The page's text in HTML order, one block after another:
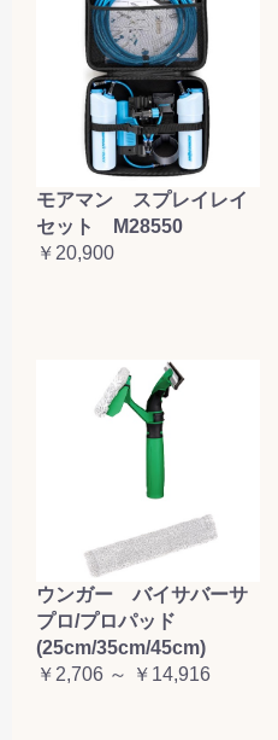
モアマン スプレイレイ
セット M28550
￥20,900
ウンガー バイサバーサ
プロ/プロパッド
(25cm/35cm/45cm)
￥2,706 ～ ￥14,916